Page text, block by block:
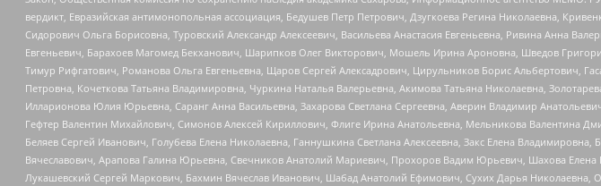
вердикт, Евразийская антимонопольная ассоциация, Бедушев Петр Петрович, Дзугкоева Регина Николаевна,
Сидорович Ольга Борисовна, Туровский Александр Алексеевич, Васильева Анастасия Евгеньевна, Ривина Анна
Евгеньевич, Барахоев Магомед Бекханович, Шарипков Олег Викторович, Мошель Ирина Ароновна, Шведов
Тимур Рифгатович, Романова Ольга Евгеньевна, Щаров Сергей Алексадрович, Цирульников Борис Альбертович,
Петровна, Кочеткова Татьяна Владимировна, Чуркина Наталья Валерьевна, Акимова Татьяна Николаевна,
Илларионова Юлия Юрьевна, Саранг Анна Васильевна, Захарова Светлана Сергеевна, Аверин Владимир
Гефтер Валентин Михайлович, Симонов Алексей Кириллович, Флиге Ирина Анатольевна, Мельникова Валентина
Беляев Сергей Иванович, Голубева Елена Николаевна, Ганнушкина Светлана Алексеевна, Закс Елена
Вячеславович, Арапова Галина Юрьевна, Свечников Анатолий Мариевич, Прохоров Вадим Юрьевич, Шахова
Лукашевский Сергей Маркович, Бахмин Вячеслав Иванович, Шабад Анатолий Ефимович, Сухих Дарья